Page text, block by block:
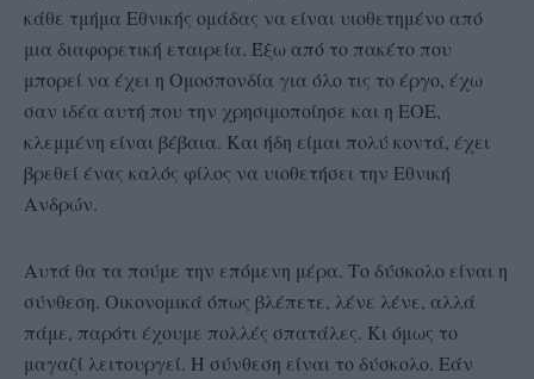
κάθε τμήμα Εθνικής ομάδας να είναι υιοθετημένο από
μια διαφορετική εταιρεία. Έξω από το πακέτο που
μπορεί να έχει η Ομοσπονδία για όλο τις το έργο, έχω
σαν ιδέα αυτή που την χρησιμοποίησε και η ΕΟΕ,
κλεμμένη είναι βέβαια. Και ήδη είμαι πολύ κοντά, έχει
βρεθεί ένας καλός φίλος να υιοθετήσει την Εθνική
Ανδρών.
Αυτά θα τα πούμε την επόμενη μέρα. Το δύσκολο είναι η
σύνθεση. Οικονομικά όπως βλέπετε, λένε λένε, αλλά
πάμε, παρότι έχουμε πολλές σπατάλες. Κι όμως το
μαγαζί λειτουργεί. Η σύνθεση είναι το δύσκολο. Εάν